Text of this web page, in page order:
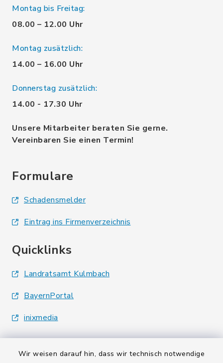
Wir weisen darauf hin, dass wir technisch notwendige
Montag bis Freitag:
08.00 – 12.00 Uhr
Montag zusätzlich:
14.00 – 16.00 Uhr
Donnerstag zusätzlich:
14.00 - 17.30 Uhr
Unsere Mitarbeiter beraten Sie gerne.
Vereinbaren Sie einen Termin!
Formulare
Schadensmelder
Eintrag ins Firmenverzeichnis
Quicklinks
Landratsamt Kulmbach
BayernPortal
inixmedia